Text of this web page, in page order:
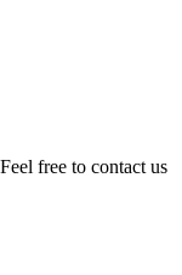
free to contact us